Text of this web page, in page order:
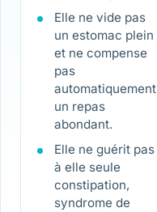
Elle ne vide pas
un estomac plein
et ne compense
pas
automatiquement
un repas
abondant.
Elle ne guérit pas
à elle seule
constipation,
syndrome de